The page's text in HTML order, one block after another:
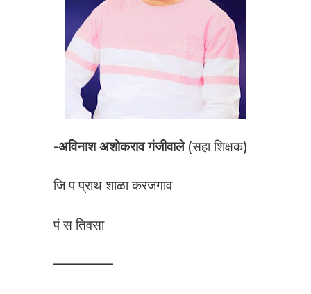
-अविनाश अशोकराव गंजीवाले(सहा शिक्षक)
जि प प्राथ शाळा करजगाव
पं स तिवसा
————–